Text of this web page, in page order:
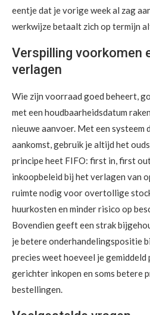
eentje dat je vorige week al zag
werkwijze betaalt zich op termijn
Verspilling voorkomen
verlagen
Wie zijn voorraad goed beheert,
met een houdbaarheidsdatum
nieuwe aanvoer. Met een
aankomst, gebruik je altijd het
principe heet FIFO: first in, first
inkoopbeleid bij het verlagen van
ruimte nodig voor overtollige
huurkosten en minder risico op
Bovendien geeft een strak
je betere onderhandelingspositie
precies weet hoeveel je gemiddeld
gerichter inkopen en soms betere
bestellingen.